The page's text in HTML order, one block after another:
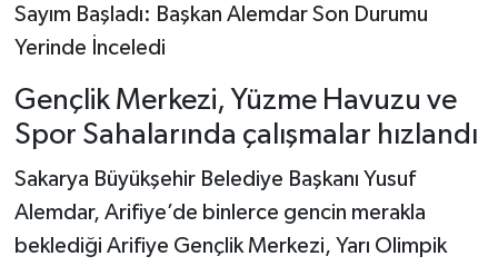
Sayım Başladı: Başkan Alemdar Son Durumu
Yerinde İnceledi
Gençlik Merkezi, Yüzme Havuzu ve
Spor Sahalarında çalışmalar hızlandı
Sakarya Büyükşehir Belediye Başkanı Yusuf
Alemdar, Arifiye’de binlerce gencin merakla
beklediği Arifiye Gençlik Merkezi, Yarı Olimpik